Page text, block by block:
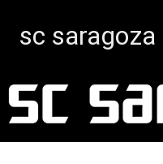
innehåll
sc saragoza
Kristinestad
sedan